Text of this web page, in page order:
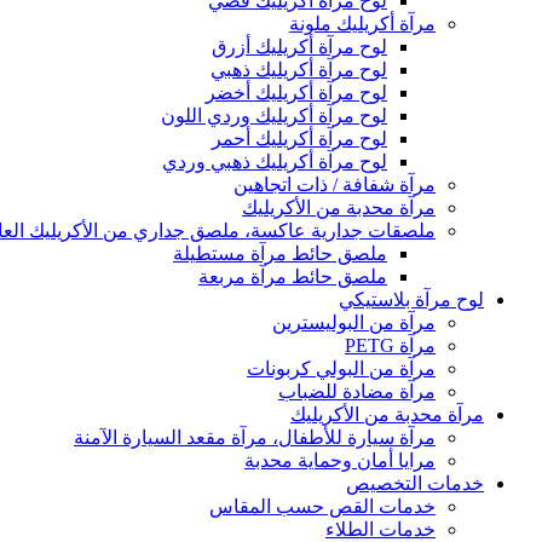
مرآة أكريليك ملونة
لوح مرآة أكريليك أزرق
لوح مرآة أكريليك ذهبي
لوح مرآة أكريليك أخضر
لوح مرآة أكريليك وردي اللون
لوح مرآة أكريليك أحمر
لوح مرآة أكريليك ذهبي وردي
مرآة شفافة / ذات اتجاهين
مرآة محدبة من الأكريليك
ملصقات جدارية عاكسة، ملصق جداري من الأكريليك
ملصق حائط مرآة مستطيلة
ملصق حائط مرآة مربعة
لوح مرآة بلاستيكي
مرآة من البوليسترين
مرآة PETG
مرآة من البولي كربونات
مرآة مضادة للضباب
مرآة محدبة من الأكريليك
مرآة سيارة للأطفال، مرآة مقعد السيارة الآمنة
مرايا أمان وحماية محدبة
خدمات التخصيص
خدمات القص حسب المقاس
خدمات الطلاء